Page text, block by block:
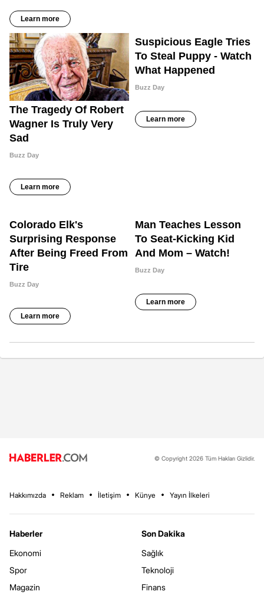
© Copyright 2026 Tüm Hakları Gizlidir.
Hakkımızda Reklam İletişim Künye Yayın İlkeleri
Haberler
Ekonomi
Spor
Magazin
Son Dakika
Sağlık
Teknoloji
Finans